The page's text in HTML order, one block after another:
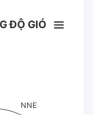
ĐỘ GIÓ
NNE